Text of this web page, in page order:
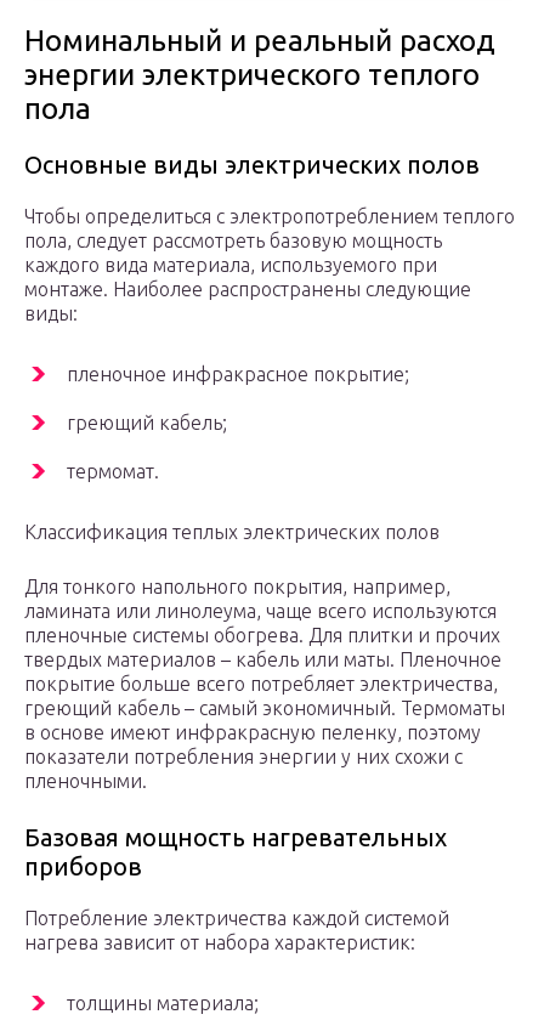
Номинальный и реальный расход
энергии электрического теплого
пола
Основные виды электрических полов
Чтобы определиться с электропотреблением теплого
пола, следует рассмотреть базовую мощность
каждого вида материала, используемого при
монтаже. Наиболее распространены следующие
виды:
пленочное инфракрасное покрытие;
греющий кабель;
термомат.
Классификация теплых электрических полов
Для тонкого напольного покрытия, например,
ламината или линолеума, чаще всего используются
пленочные системы обогрева. Для плитки и прочих
твердых материалов – кабель или маты. Пленочное
покрытие больше всего потребляет электричества,
греющий кабель – самый экономичный. Термоматы
в основе имеют инфракрасную пеленку, поэтому
показатели потребления энергии у них схожи с
пленочными.
Базовая мощность нагревательных
приборов
Потребление электричества каждой системой
нагрева зависит от набора характеристик:
толщины материала;